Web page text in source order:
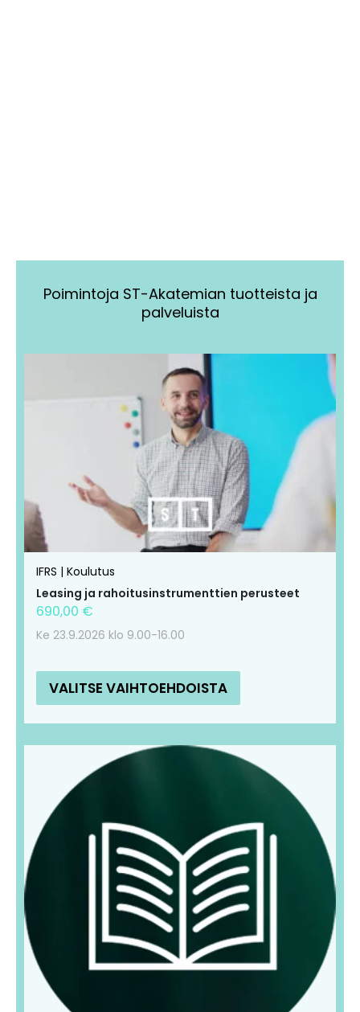
Poimintoja ST-Akatemian tuotteista ja
palveluista
IFRS | Koulutus
Leasing ja rahoitusinstrumenttien perusteet
690,00 €
Ke 23.9.2026 klo 9.00-16.00
VALITSE VAIHTOEHDOISTA
useampi
muunnelma.
Voit
tehdä
valinnat
tuotteen
useampi
muunnelma.
Voit
tehdä
valinnat
tuotteen